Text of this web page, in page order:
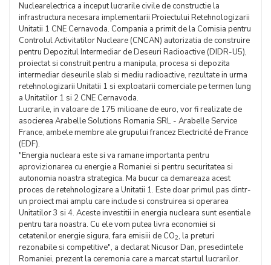
Nuclearelectrica a inceput lucrarile civile de constructie la
infrastructura necesara implementarii Proiectului Retehnologizarii
Unitatii 1 CNE Cernavoda. Compania a primit de la Comisia pentru
Controlul Activitatilor Nucleare (CNCAN) autorizatia de construire
pentru Depozitul Intermediar de Deseuri Radioactive (DIDR-U5),
proiectat si construit pentru a manipula, procesa si depozita
intermediar deseurile slab si mediu radioactive, rezultate in urma
retehnologizarii Unitatii 1 si exploatarii comerciale pe termen lung
a Unitatilor 1 si 2 CNE Cernavoda.
Lucrarile, in valoare de 175 milioane de euro, vor fi realizate de
asocierea Arabelle Solutions Romania SRL - Arabelle Service
France, ambele membre ale grupului francez Electricité de France
(EDF).
"Energia nucleara este si va ramane importanta pentru
aprovizionarea cu energie a Romaniei si pentru securitatea si
autonomia noastra strategica. Ma bucur ca demareaza acest
proces de retehnologizare a Unitatii 1. Este doar primul pas dintr-
un proiect mai amplu care include si construirea si operarea
Unitatilor 3 si 4. Aceste investitii in energia nucleara sunt esentiale
pentru tara noastra. Cu ele vom putea livra economiei si
cetatenilor energie sigura, fara emisiii de CO2, la preturi
rezonabile si competitive", a declarat Nicusor Dan, presedintele
Romaniei, prezent la ceremonia care a marcat startul lucrarilor.